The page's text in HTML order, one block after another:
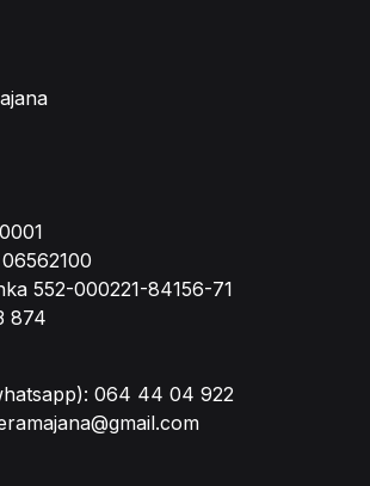
552-000221-84156-71
874
064 44 04 922